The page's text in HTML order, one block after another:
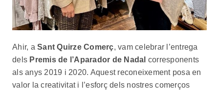
Ahir, a Sant Quirze Comerç, vam celebrar l’entrega
dels Premis de l’Aparador de Nadal corresponents
als anys 2019 i 2020. Aquest reconeixement posa en
valor la creativitat i l’esforç dels nostres comerços